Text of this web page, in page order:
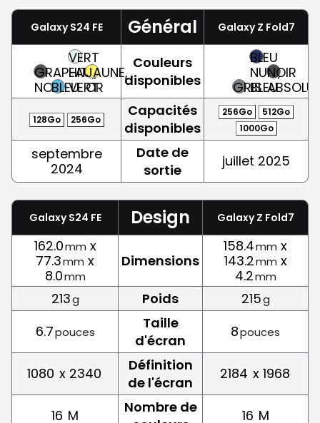
Galaxy S24 FE Général Galaxy Z Fold7
GRAPHITE,
NOIRBLEU
VERT
EAU,
VERT
JAUNE,
OR
Couleurs
disponibles
GRIS
BLEU
NUIT,
BLEU
NOIR
ABSOLU
128Go 256Go
Capacités
disponibles
256Go
512Go
1000Go
septembre
2024
Date de
sortie
juillet 2025
Galaxy S24 FE Design Galaxy Z Fold7
162.0mm x
77.3mm x
8.0mm
Dimensions
158.4mm x
143.2mm x
4.2mm
213g Poids 215g
6.7pouces
Taille
d'écran
8pouces
1080 x 2340
Définition
de l'écran
2184 x 1968
16 M
Nombre de
16 M